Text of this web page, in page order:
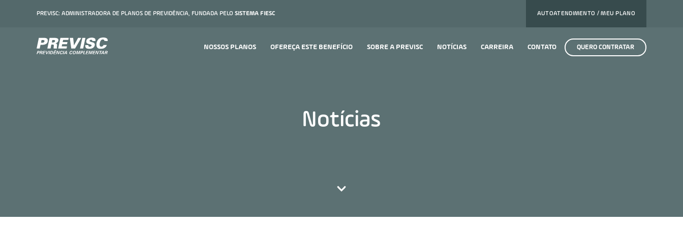
PREVISC: ADMINISTRADORA DE PLANOS DE PREVIDÊNCIA, FUNDADA PELO SISTEMA FIESC AUTOATENDIMENTO / MEU PLANO
NOSSOS PLANOS OFEREÇA ESTE BENEFÍCIO SOBRE A PREVISC NOTÍCIAS CARREIRA CONTATO QUERO CONTRATAR
Notícias